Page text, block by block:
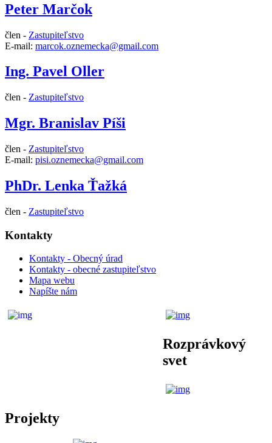
Peter Marčok
člen - Zastupiteľstvo
E-mail: marcok.oznemecka@gmail.com
Ing. Pavel Oller
člen - Zastupiteľstvo
Mgr. Branislav Píši
člen - Zastupiteľstvo
E-mail: pisi.oznemecka@gmail.com
PhDr. Lenka Ťažká
člen - Zastupiteľstvo
Kontakty
Kontakty - Obecný úrad
Kontakty - obecné zastupiteľstvo
Mapa webu
Napíšte nám
Rozprávkový
svet
Projekty